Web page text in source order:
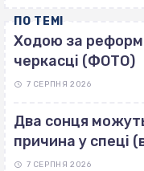
ПО ТЕМІ
Ходою за
черкасці (ФОТО)
7 СЕРПНЯ 2026
Два сонця
причина у спеці
7 СЕРПНЯ 2026